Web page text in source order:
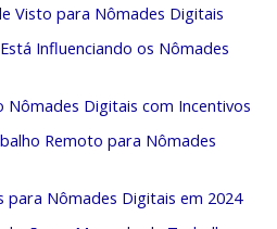
Visto para Nômades Digitais
Influenciando os Nômades
Nômades Digitais com Incentivos
Remoto para Nômades
para Nômades Digitais em 2024